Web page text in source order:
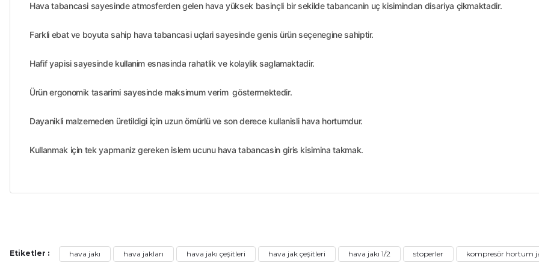
Hava tabancasi sayesinde atmosferden gelen hava yüksek basinçli bir sekilde tabancanin uç kisimindan disariya çikmaktadir.
Farkli ebat ve boyuta sahip hava tabancasi uçlari sayesinde genis ürün seçenegine sahiptir.
Hafif yapisi sayesinde kullanim esnasinda rahatlik ve kolaylik saglamaktadir.
Ürün ergonomik tasarimi sayesinde maksimum verim göstermektedir.
Dayanikli malzemeden üretildigi için uzun ömürlü ve son derece kullanisli hava hortumdur.
Kullanmak için tek yapmaniz gereken islem ucunu hava tabancasin giris kisimina takmak.
Ürün resmi kalitesiz, bozuk veya görüntülenemiyor.
Etiketler : hava jakı hava jakları hava jakı çeşitleri hava jak çeşitleri hava jakı 1/2 stoperler kompresör hortum